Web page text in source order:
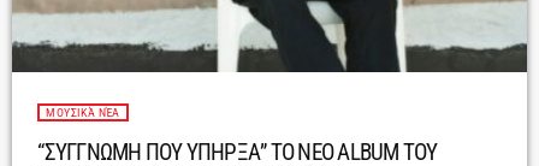
ΜΟΥΣΙΚΆ ΝΈΑ
“ΣΥΓΓΝΩΜΗ ΠΟΥ ΥΠΗΡΞΑ” ΤΟ ΝΕΟ ALBUM ΤΟΥ